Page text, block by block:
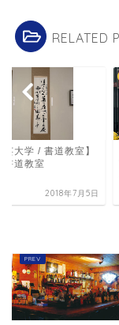
RELATED
芸大学 / 書道教室】
書道教室
2018年7月5日